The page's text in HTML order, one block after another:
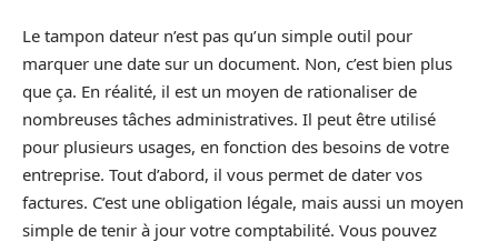
Le tampon dateur n’est pas qu’un simple outil pour
marquer une date sur un document. Non, c’est bien plus
que ça. En réalité, il est un moyen de rationaliser de
nombreuses tâches administratives. Il peut être utilisé
pour plusieurs usages, en fonction des besoins de votre
entreprise. Tout d’abord, il vous permet de dater vos
factures. C’est une obligation légale, mais aussi un moyen
simple de tenir à jour votre comptabilité. Vous pouvez